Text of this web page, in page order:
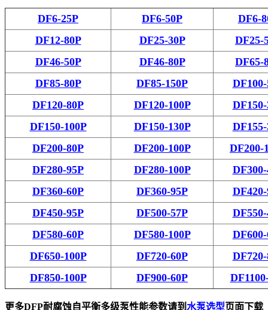
DF6-25P DF6-50P
DF6-
DF12-80P
DF25-30P
DF25-
DF46-50P
DF46-80P
DF65-
DF85-80P
DF85-150P
DF120-80P
DF120-100P
DF150-100P
DF150-130P
DF200-80P
DF200-100P
DF200-
DF280-95P
DF280-100P
DF360-60P
DF360-95P
DF450-95P
DF500-57P
DF580-60P
DF580-100P
DF650-100P
DF720-60P
DF850-100P
DF900-60P
更多DFP耐腐蚀自平衡多级泵性能参数请到 水泵选型页面下载